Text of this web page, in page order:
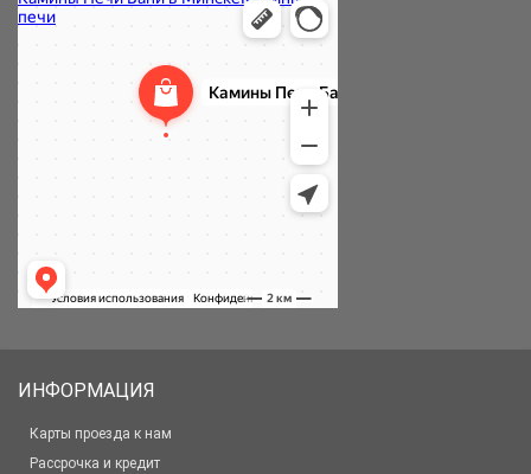
ИНФОРМАЦИЯ
Карты проезда к нам
Рассрочка и кредит